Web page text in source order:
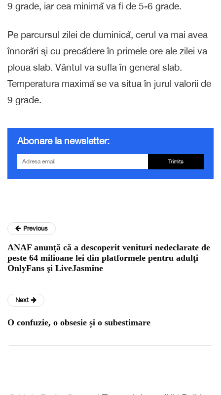
9 grade, iar cea minimă va fi de 5-6 grade.
Pe parcursul zilei de duminică, cerul va mai avea
înnorări şi cu precădere în primele ore ale zilei va
ploua slab. Vântul va sufla în general slab.
Temperatura maximă se va situa în jurul valorii de
9 grade.
Abonare la newsletter:
Trimite
Previous
ANAF anunţă că a descoperit venituri nedeclarate de
peste 64 milioane lei din platformele pentru adulţi
OnlyFans şi LiveJasmine
Next
O confuzie, o obsesie și o subestimare